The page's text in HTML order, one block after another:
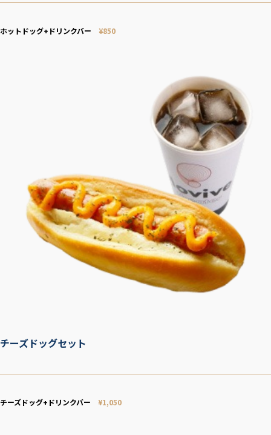
ホットドッグ+ドリンクバー ¥850
チーズドッグセット
チーズドッグ+ドリンクバー ¥1,050